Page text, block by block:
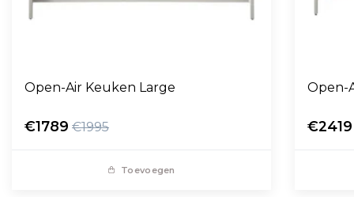
Open-Air Keuken Large
€1789 €1995
Toevoegen
Open-
€2419